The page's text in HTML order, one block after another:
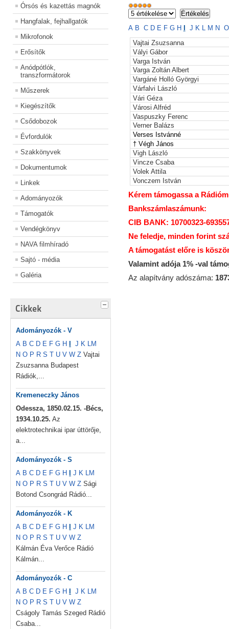
Órsós és kazettás magnók
Hangfalak, fejhallgatók
Mikrofonok
Erősítők
Anódpótlók,
transzformátorok
Műszerek
Kiegészítők
Csődobozok
Évfordulók
Szakkönyvek
Dokumentumok
Linkek
Adományozók
Támogatók
Vendégkönyv
NAVA filmhíradó
Sajtó - média
Galéria
Cikkek
Adományozók - V
A B C D E F G H J K LM
N O P R S T U V W Z Vajtai
Zsuzsanna Budapest
Rádiók,...
Kremeneczky János
Odessza, 1850.02.15. -Bécs,
1934.10.25. Az
elektrotechnikai ipar úttörője,
a...
Adományozók - S
A B C D E F G H J K LM
N O P R S T U V W Z Sági
Botond Csongrád Rádió...
Adományozók - K
A B C D E F G H J K LM
N O P R S T U V W Z
Kálmán Éva Verőce Rádió
Kálmán...
Adományozók - C
A B C D E F G H J K LM
N O P R S T U V W Z
Cságoly Tamás Szeged Rádió
Csaba...
A B C D E F G H J K L M N O
Vajtai Zsuzsanna
Vályi Gábor
Varga István
Varga Zoltán Albert
Vargáné Holló Györgyi
Várfalvi László
Vári Géza
Városi Alfréd
Vaspuszky Ferenc
Verner Balázs
Verses Istvánné
† Végh János
Vigh László
Vincze Csaba
Volek Attila
Vonczem István
Kérem támogassa a
Bankszámlaszámunk:
CIB BANK: 10700323-
Ne feledje, minden forint
A támogatást előre is
Valamint adója 1% -val
Az alapítvány adószáma: